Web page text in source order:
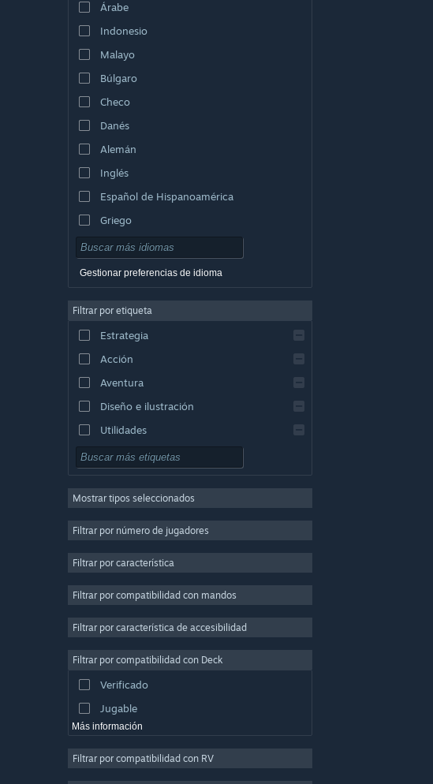
Árabe
Indonesio
Malayo
Búlgaro
Checo
Danés
Alemán
Inglés
Español de Hispanoamérica
Griego
Gestionar preferencias de idioma
Filtrar por etiqueta
Estrategia
Acción
Aventura
Diseño e ilustración
Utilidades
Free to Play
Multijugador masivo
Casuales
Simulación
Producción de vídeo
Edición fotográfica
Mostrar tipos seleccionados
Filtrar por número de jugadores
Filtrar por característica
Filtrar por compatibilidad con mandos
Filtrar por característica de accesibilidad
Filtrar por compatibilidad con Deck
Verificado
Jugable
Más información
Filtrar por compatibilidad con RV